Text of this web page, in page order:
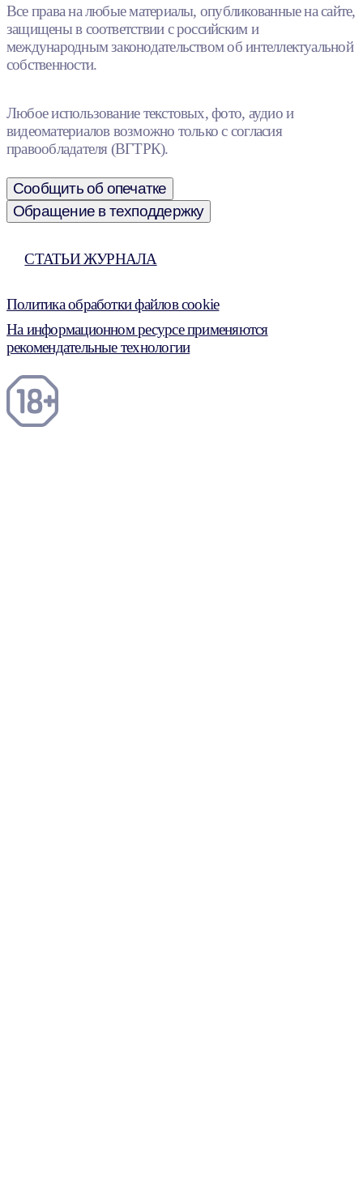
Все права на любые материалы, опубликованные на сайте,
защищены в соответствии с российским и
международным законодательством об интеллектуальной
собственности.
Любое использование текстовых, фото, аудио и
видеоматериалов возможно только с согласия
правообладателя (ВГТРК).
Сообщить об опечатке
Обращение в техподдержку
СТАТЬИ ЖУРНАЛА
Политика обработки файлов cookie
На информационном ресурсе применяются
рекомендательные технологии